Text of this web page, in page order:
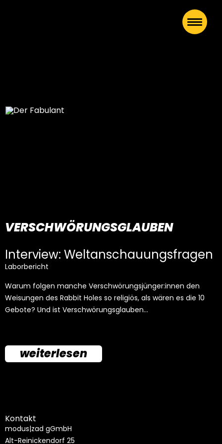
VERSCHWÖRUNGSGLAUBEN
Interview: Weltanschauungsfragen
Laborbericht
Warum folgen manche Verschwörungsjünger:innen den
Weisungen des Rabbit Holes so religiös, als wären es die 10
Gebote? Und ist Verschwörungsglauben…
weiterlesen
Kontakt
modus|zad gGmbH
Alt-Reinickendorf 25